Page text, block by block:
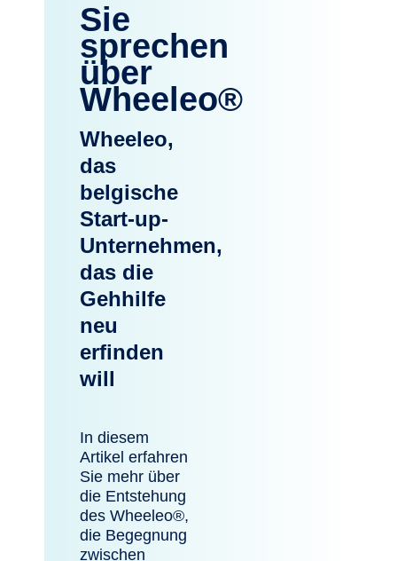
Sie
sprechen
über
Wheeleo®
Wheeleo,
das
belgische
Start-up-
Unternehmen,
das die
Gehhilfe
neu
erfinden
will
In diesem
Artikel erfahren
Sie mehr über
die Entstehung
des Wheeleo®,
die Begegnung
zwischen